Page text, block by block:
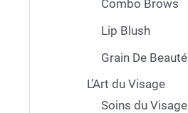
Combo Brows
Lip Blush
Grain De Beauté
L’Art du Visage
Soins du Visage